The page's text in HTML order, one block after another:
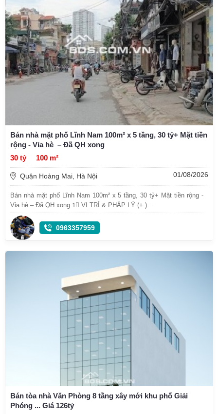
Bán nhà mặt phố Lĩnh Nam 100m² x 5 tầng, 30 tỷ+ Mặt tiền
rộng - Vỉa hè – Đã QH xong
30 tỷ
100 m²
Quận Hoàng Mai, Hà Nội 01/08/2026
Bán nhà mặt phố Lĩnh Nam 100m² x 5 tầng, 30 tỷ+ Mặt tiền rộng -
Vỉa hè – Đã QH xong 1⃣ VỊ TRÍ & PHÁP LÝ (+ ) ...
0963357959
Bán tòa nhà Văn Phòng 8 tầng xây mới khu phố Giải
Phóng ... Giá 126tỷ